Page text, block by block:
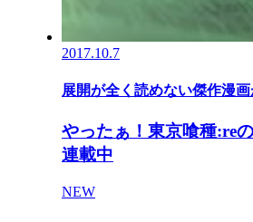
2017.10.7
展開が全く読めない傑作漫画
やったぁ！東京喰種:re
連載中
NEW